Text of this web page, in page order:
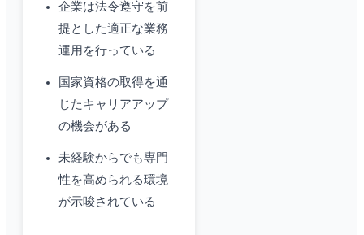
企業は法令遵守を前
提とした適正な業務
運用を行っている
国家資格の取得を通
じたキャリアアップ
の機会がある
未経験からでも専門
性を高められる環境
が示唆されている